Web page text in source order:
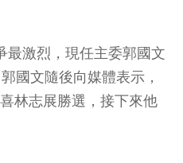
最激烈，現任主委郭國文
國文隨後向媒體表示，
林志展勝選，接下來他